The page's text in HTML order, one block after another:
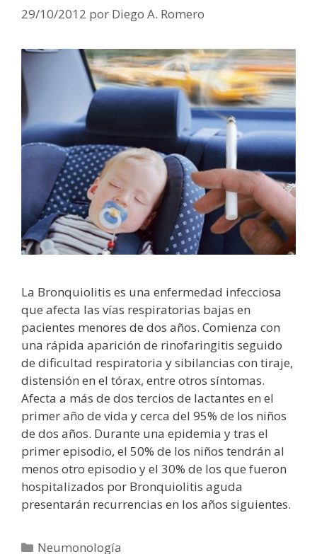
29/10/2012 por Diego A. Romero
La Bronquiolitis es una enfermedad infecciosa
que afecta las vías respiratorias bajas en
pacientes menores de dos años. Comienza con
una rápida aparición de rinofaringitis seguido
de dificultad respiratoria y sibilancias con tiraje,
distensión en el tórax, entre otros síntomas.
Afecta a más de dos tercios de lactantes en el
primer año de vida y cerca del 95% de los niños
de dos años. Durante una epidemia y tras el
primer episodio, el 50% de los niños tendrán al
menos otro episodio y el 30% de los que fueron
hospitalizados por Bronquiolitis aguda
presentarán recurrencias en los años siguientes.
Categorías
Neumonología